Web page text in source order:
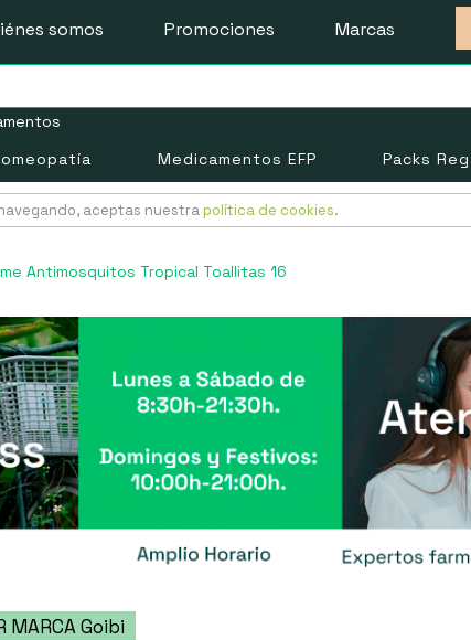
somos Promociones Marcas
Medicamentos EFP Packs
aceptas nuestra política de cookies.
Antimosquitos Tropical Toallitas 16
MARCA Goibi